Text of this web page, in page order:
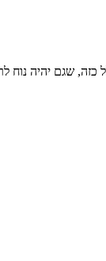
שגם יהיה נוח